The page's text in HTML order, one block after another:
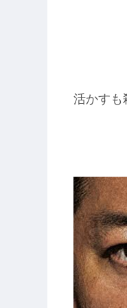
活かすも